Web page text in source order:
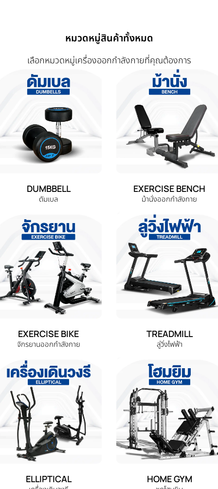
หมวดหมู่สินค้าทั้งหมด
เลือกหมวดหมู่เครื่องออกกำลังกายที่คุณต้องการ
DUMBBELL
ดัมเบล
EXERCISE BENCH
ม้านั่งออกกำลังกาย
EXERCISE BIKE
จักรยานออกกำลังกาย
TREADMILL
ลู่วิ่งไฟฟ้า
ELLIPTICAL HOME GYM